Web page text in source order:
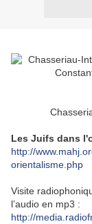
Les Juifs dans
http://
orientalisme.php
Visite
l’audio en mp3 :
http://